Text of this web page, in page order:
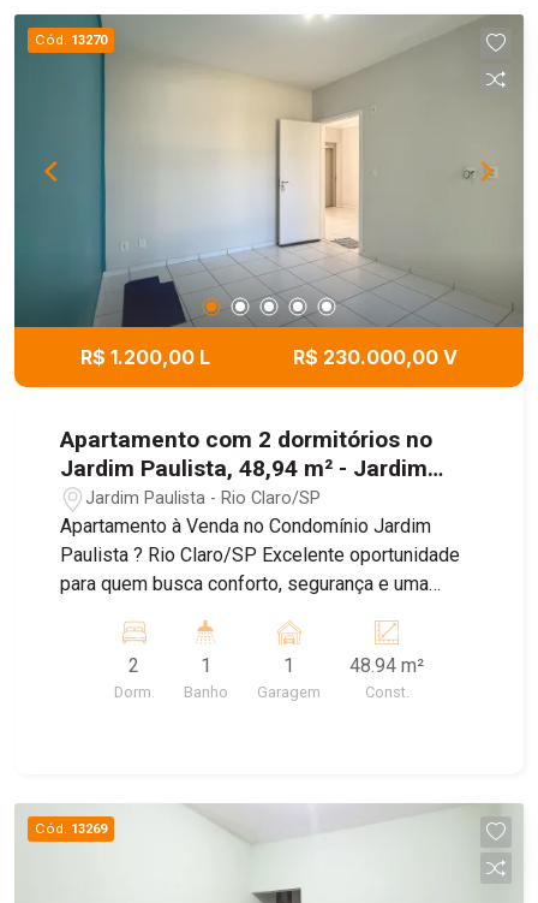
Cód. 13270
R$ 1.200,00 L R$ 230.000,00 V
Apartamento com 2 dormitórios no
Jardim Paulista, 48,94 m² - Jardim
Paulista
Jardim Paulista - Rio Claro/SP
Apartamento à Venda no Condomínio Jardim
Paulista ? Rio Claro/SP Excelente oportunidade
para quem busca conforto, segurança e uma
ambientes bem distribuídos, proporcionando
praticidade e qualidade de vida para toda a
família. Com um layout funcional e excelente
2
Dorm.
1
Banho
1
Garagem
48.94 m²
Const.
Cód. 13269